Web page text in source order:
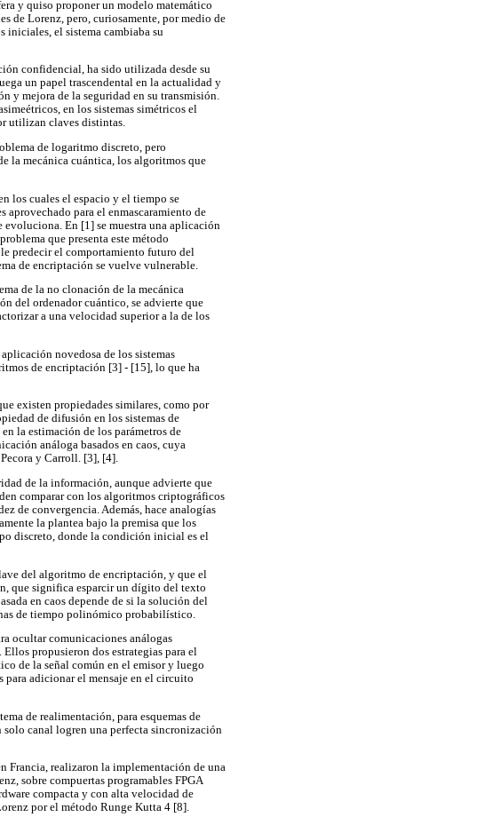
y quiso proponer un modelo matemático
de Lorenz, pero, curiosamente, por medio de
iniciales, el sistema cambiaba su
confidencial, ha sido utilizada desde su
un papel trascendental en la actualidad y
y mejora de la seguridad en su transmisión.
en los sistemas simétricos el
utilizan claves distintas.
de logaritmo discreto, pero
la mecánica cuántica, los algoritmos que
los cuales el espacio y el tiempo se
para el enmascaramiento de
evoluciona. En [1] se muestra una aplicación
que presenta este método
predecir el comportamiento futuro del
de encriptación se vuelve vulnerable.
de la no clonación de la mecánica
del ordenador cuántico, se advierte que
a una velocidad superior a la de los
novedosa de los sistemas
de encriptación [3] - [15], lo que ha
existen propiedades similares, como por
de difusión en los sistemas de
la estimación de los parámetros de
análoga basados en caos, cuya
y Carroll. [3], [4].
de la información, aunque advierte que
comparar con los algoritmos criptográficos
de convergencia. Además, hace analogías
la plantea bajo la premisa que los
discreto, donde la condición inicial es el
del algoritmo de encriptación, y que el
que significa esparcir un dígito del texto
en caos depende de si la solución del
de tiempo polinómico probabilístico.
ocultar comunicaciones análogas
propusieron dos estrategias para el
de la señal común en el emisor y luego
para adicionar el mensaje en el circuito
de realimentación, para esquemas de
canal logren una perfecta sincronización
Francia, realizaron la implementación de una
sobre compuertas programables FPGA
compacta y con alta velocidad de
por el método Runge Kutta 4 [8].